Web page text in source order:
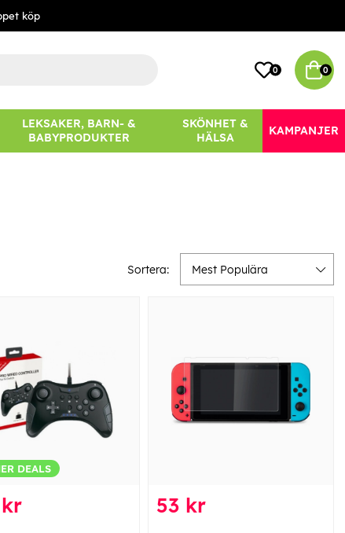
köp
0 0
LEKSAKER, BARN- &
BABYPRODUKTER
SKÖNHET &
HÄLSA
KAMPANJER
Sortera: Mest Populära
DEALS
53 kr